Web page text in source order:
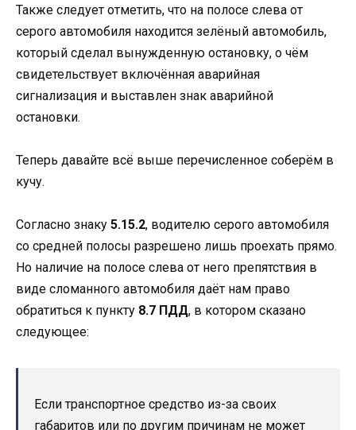
Также следует отметить, что на полосе слева от
серого автомобиля находится зелёный автомобиль,
который сделал вынужденную остановку, о чём
свидетельствует включённая аварийная
сигнализация и выставлен знак аварийной
остановки.
Теперь давайте всё выше перечисленное соберём в
кучу.
Согласно знаку 5.15.2, водителю серого автомобиля
со средней полосы разрешено лишь проехать прямо.
Но наличие на полосе слева от него препятствия в
виде сломанного автомобиля даёт нам право
обратиться к пункту 8.7 ПДД, в котором сказано
следующее:
Если транспортное средство из-за своих
габаритов или по другим причинам не может